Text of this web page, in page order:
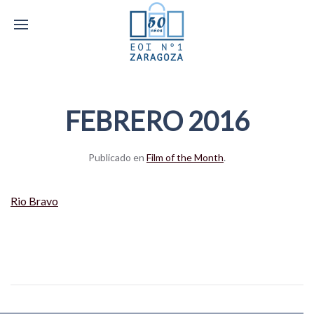
FEBRERO 2016
Publicado en Film of the Month.
Rio Bravo